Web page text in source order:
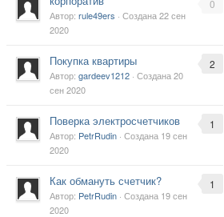
0
Автор: rule49ers · Создана22 сен
2020
2
Покупка квартиры
Автор: gardeev1212 · Создана20
сен 2020
1
Поверка электросчетчиков
Автор: PetrRudin · Создана 19 сен
2020
1
Как обмануть счетчик?
Автор: PetrRudin · Создана 19 сен
2020